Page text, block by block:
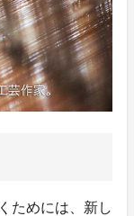
ためには、新し